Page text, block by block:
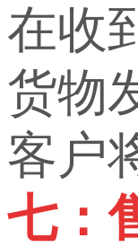
在收
货物
客户
七：